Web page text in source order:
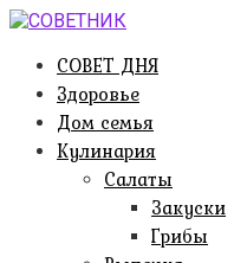
Перейти
контентуСОВЕТ ДНЯ
Здоровье
Дом семья
Кулинария
Салаты
Закуски
Грибы